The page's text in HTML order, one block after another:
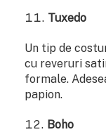
Tuxedo
Un tip de
cu reveruri
formale.
papion.
Boho